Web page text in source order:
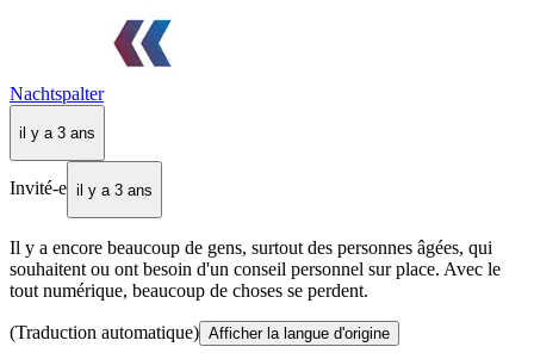
Nachtspalter
il y a 3 ans
Invité-e il y a 3 ans
Il y a encore beaucoup de gens, surtout des personnes âgées, qui
souhaitent ou ont besoin d'un conseil personnel sur place. Avec le
tout numérique, beaucoup de choses se perdent.
(Traduction automatique) Afficher la langue d'origine